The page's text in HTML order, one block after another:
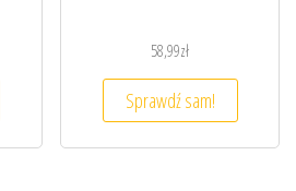
58,99zł
Sprawdź sam!